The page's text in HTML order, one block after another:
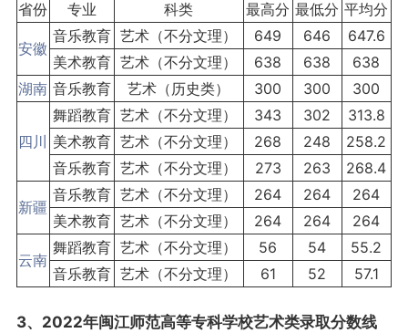
省份 专业 科类 最高分 最低分 平均分
安徽
音乐教育 艺术（不分文理） 649 646
647.6
美术教育 艺术（不分文理） 638 638
638
湖南 音乐教育 艺术（历史类） 300 300 300
四川
舞蹈教育 艺术（不分文理） 343 302
313.8
美术教育 艺术（不分文理） 268 248
258.2
音乐教育 艺术（不分文理） 273 263 268.4
新疆
音乐教育 艺术（不分文理） 264 264
264
美术教育 艺术（不分文理） 264 264 264
云南
舞蹈教育 艺术（不分文理） 56 54
55.2
音乐教育 艺术（不分文理） 61 52 57.1
3、2022年闽江师范高等专科学校艺术类录取分数线